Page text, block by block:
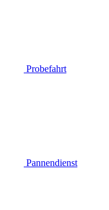
Probefahrt
Pannendienst